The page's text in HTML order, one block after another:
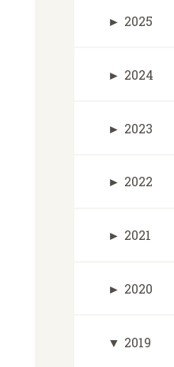
► 2025
► 2024
► 2023
► 2022
► 2021
► 2020
▼ 2019